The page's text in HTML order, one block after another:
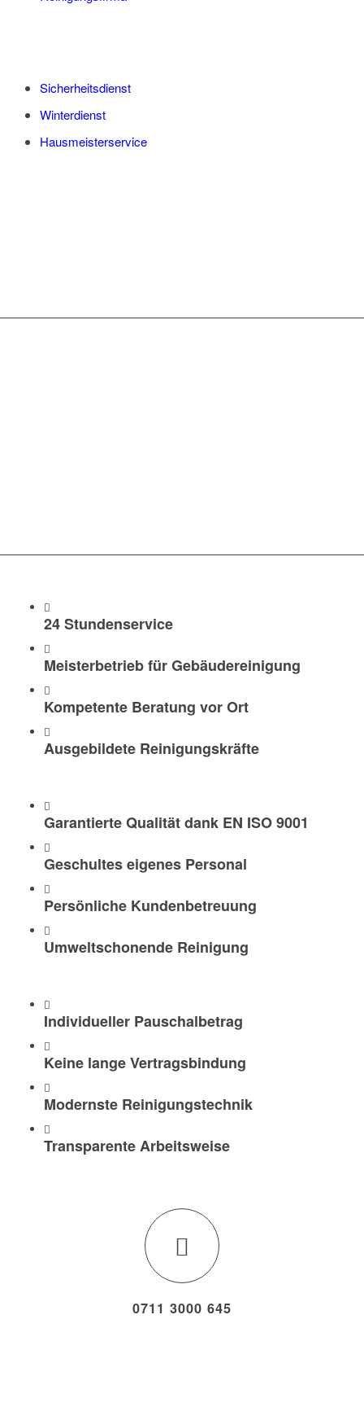
Sicherheitsdienst
Winterdienst
Hausmeisterservice
24 Stundenservice
Meisterbetrieb für Gebäudereinigung
Kompetente Beratung vor Ort
Ausgebildete Reinigungskräfte
Garantierte Qualität dank EN ISO 9001
Geschultes eigenes Personal
Persönliche Kundenbetreuung
Umweltschonende Reinigung
Individueller Pauschalbetrag
Keine lange Vertragsbindung
Modernste Reinigungstechnik
Transparente Arbeitsweise
0711 3000 645